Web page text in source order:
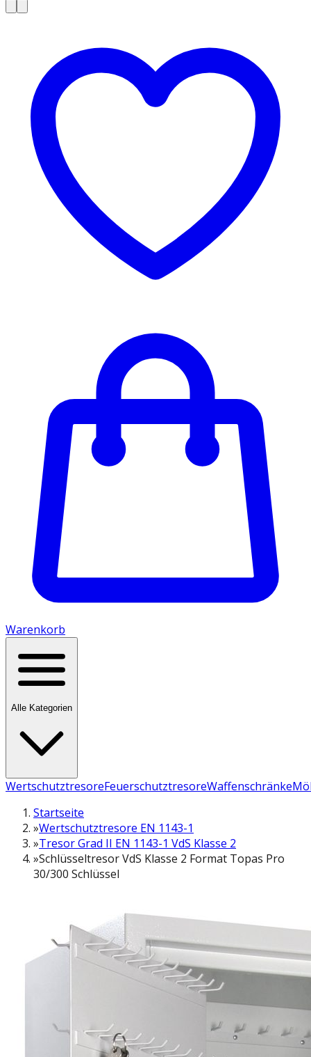
Warenkorb
Alle Kategorien
WertschutztresoreFeuerschutztresoreWaffenschränke
Startseite
»Wertschutztresore EN 1143-1
»Tresor Grad II EN 1143-1 VdS Klasse 2
»Schlüsseltresor VdS Klasse 2 Format Topas Pro
30/300 Schlüssel